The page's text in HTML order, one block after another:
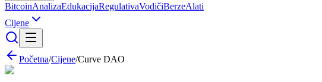
BitcoinAnalizaEdukacijaRegulativaVodičiBerzeAlati
Cijene
Početna/Cijene/Curve DAO